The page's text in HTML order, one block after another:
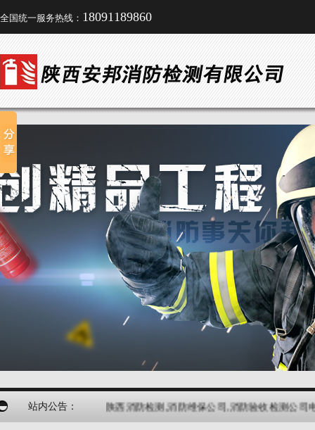
全国统一服务热线： 18091189860
站内公告： 陕西消防检测,消防维保公司,消防验收检测公司